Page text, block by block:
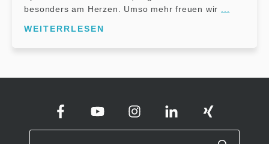
besonders am Herzen. Umso mehr freuen wir
WEITERRLESEN